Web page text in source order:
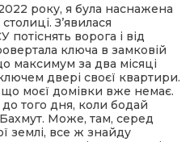
року, я була наснажена
З’явилася
потіснять ворога і від
ключа в замковій
максимум за два місяці
двері своєї квартири.
моєї домівки вже немає.
того дня, коли бодай
Може, там, серед
землі, все ж знайду